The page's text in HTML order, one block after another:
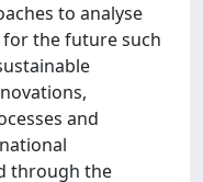
to analyse
the future such
and
through the